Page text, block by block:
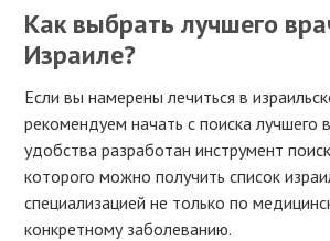
Как выбрать лучшего
Израиле?
Если вы намерены лечиться в
рекомендуем начать с поиска лучшего
удобства разработан инструмент
которого можно получить список
специализацией не только по
конкретному заболеванию.